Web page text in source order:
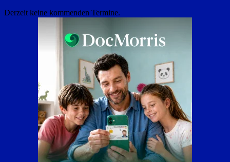
Derzeit keine kommenden Termine.